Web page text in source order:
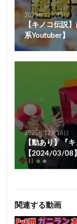
2025年12月15日
【キノコ伝説
系Youtuber】
2025年12月16日
【動あり】『
【2024/03/08
関連する動画